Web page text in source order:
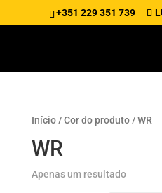
+351 229 351 739
Início/ Cor do produto / WR
WR
Apenas um resultado